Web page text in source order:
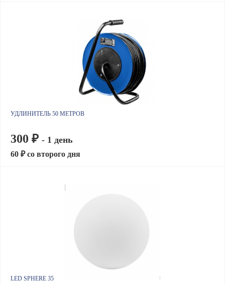
УДЛИНИТЕЛЬ 50 МЕТРОВ
300 ₽ - 1 день
60 ₽ со второго дня
LED SPHERE 35